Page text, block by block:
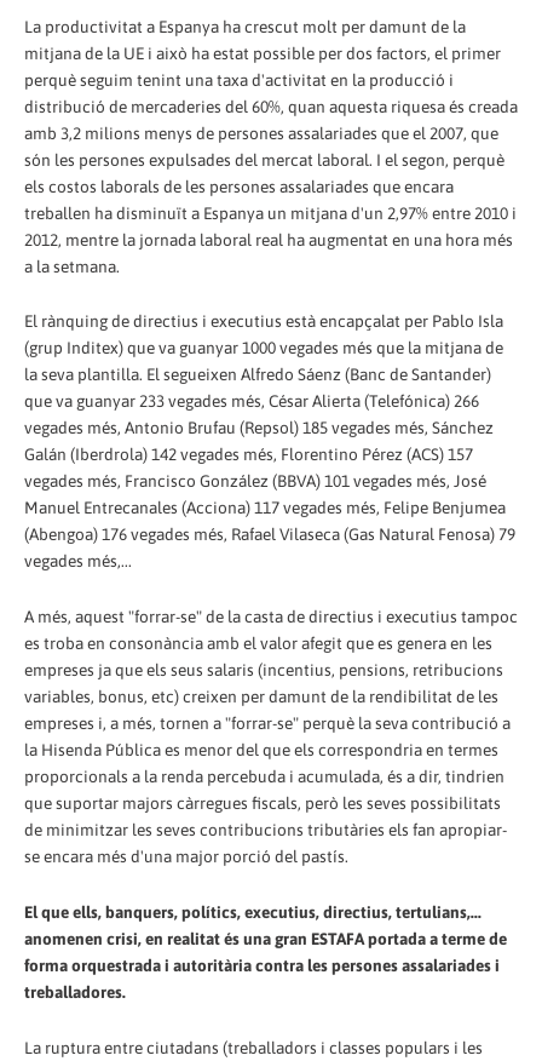
La productivitat a Espanya ha crescut molt per damunt de la
mitjana de la UE i això ha estat possible per dos factors, el primer
perquè seguim tenint una taxa d'activitat en la producció i
distribució de mercaderies del 60%, quan aquesta riquesa és creada
amb 3,2 milions menys de persones assalariades que el 2007, que
són les persones expulsades del mercat laboral. I el segon, perquè
els costos laborals de les persones assalariades que encara
treballen ha disminuït a Espanya un mitjana d'un 2,97% entre 2010 i
2012, mentre la jornada laboral real ha augmentat en una hora més
a la setmana.
El rànquing de directius i executius està encapçalat per Pablo Isla
(grup Inditex) que va guanyar 1000 vegades més que la mitjana de
la seva plantilla. El segueixen Alfredo Sáenz (Banc de Santander)
que va guanyar 233 vegades més, César Alierta (Telefónica) 266
vegades més, Antonio Brufau (Repsol) 185 vegades més, Sánchez
Galán (Iberdrola) 142 vegades més, Florentino Pérez (ACS) 157
vegades més, Francisco González (BBVA) 101 vegades més, José
Manuel Entrecanales (Acciona) 117 vegades més, Felipe Benjumea
(Abengoa) 176 vegades més, Rafael Vilaseca (Gas Natural Fenosa) 79
vegades més,...
A més, aquest "forrar-se" de la casta de directius i executius tampoc
es troba en consonància amb el valor afegit que es genera en les
empreses ja que els seus salaris (incentius, pensions, retribucions
variables, bonus, etc) creixen per damunt de la rendibilitat de les
empreses i, a més, tornen a "forrar-se" perquè la seva contribució a
la Hisenda Pública es menor del que els correspondria en termes
proporcionals a la renda percebuda i acumulada, és a dir, tindrien
que suportar majors càrregues fiscals, però les seves possibilitats
de minimitzar les seves contribucions tributàries els fan apropiar-
se encara més d'una major porció del pastís.
El que ells, banquers, polítics, executius, directius, tertulians,...
anomenen crisi, en realitat és una gran ESTAFA portada a terme de
forma orquestrada i autoritària contra les persones assalariades i
treballadores.
La ruptura entre ciutadans (treballadors i classes populars i les